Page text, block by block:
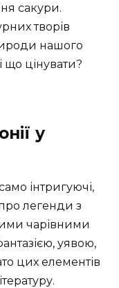
сакури.
творів
нашого
що цінувати?
у
інтригуючі,
легенди з
чарівними
уявою,
цих елементів